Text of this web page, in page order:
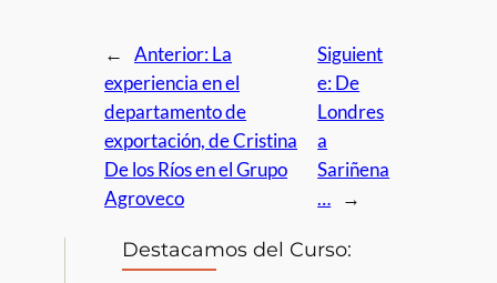
← Anterior:La
experiencia en el
departamento de
exportación, de Cristina
De los Ríos en el Grupo
Agroveco
Siguient
e:De
Londres
a
Sariñena
…
→
Destacamos del Curso: